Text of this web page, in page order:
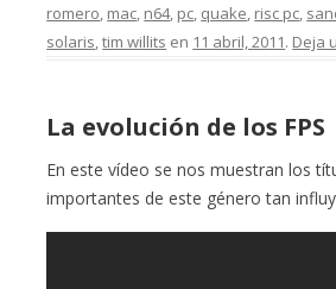
romero mac n64, pc quake risc pc
solaris ,tim willits en 11 abril, 2011. Deja
La evolución de los FPS
En este vídeo se nos muestran los
importantes de este género tan